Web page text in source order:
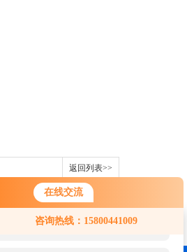
在线交流
咨询热线：15800441009
您好！欢迎前来咨询，很高兴为您
服务，请问您要咨询什么问题呢？
返回列表>>